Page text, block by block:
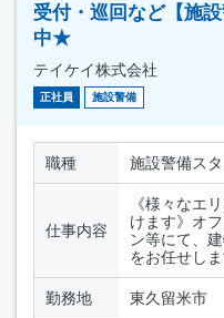
受付・巡回など【施
中★
テイケイ株式会社
正社員 施設警備
職種 施設警備ス
仕事内容
《様々なエ
けます》オ
ン等にて、
をお任せしま
勤務地 東久留米市